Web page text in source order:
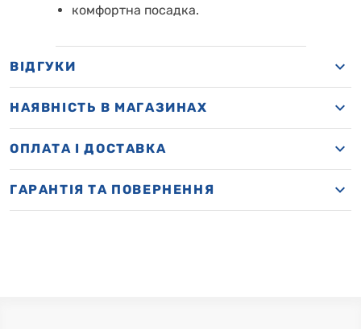
комфортна посадка.
ВІДГУКИ
НАЯВНІСТЬ В МАГАЗИНАХ
OПЛАТА І ДОСТАВКА
ГАРАНТІЯ ТА ПОВЕРНЕННЯ